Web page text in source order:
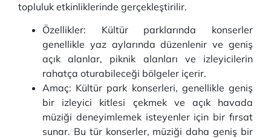
topluluk etkinliklerinde gerçekleştirilir.
Özellikler: Kültür parklarında konserler
genellikle yaz aylarında düzenlenir ve geniş
açık alanlar, piknik alanları ve izleyicilerin
rahatça oturabileceği bölgeler içerir.
Amaç: Kültür park konserleri, genellikle geniş
bir izleyici kitlesi çekmek ve açık havada
müziği deneyimlemek isteyenler için bir fırsat
sunar. Bu tür konserler, müziği daha geniş bir